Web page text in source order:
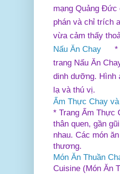
mạng Quảng Đức
phán và chỉ trích
vừa cảm thấy
Nấu Ăn Chay
*
trang Nấu Ăn
dinh dưỡng. Hình
lạ và thú vị.
Ẩm Thực Chay
* Trang Ẩm Thực
thân quen, gần
nhau. Các món
thương.
Món Ăn Thuần
Cuisine (Món Ăn